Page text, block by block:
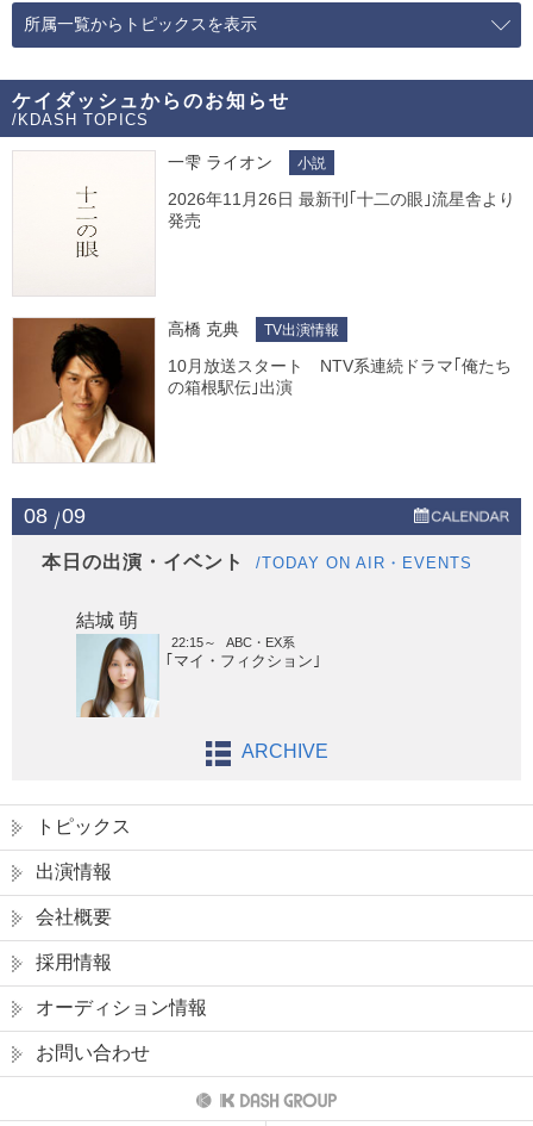
所属一覧からトピックスを表示
ケイダッシュからのお知らせ
/KDASH TOPICS
一雫 ライオン 小説
2026年11月26日 最新刊｢十二の眼｣流星舎より
発売
高橋 克典 TV出演情報
10月放送スタート NTV系連続ドラマ｢俺たち
の箱根駅伝｣出演
08 09
本日の出演・イベント /TODAY ON AIR・EVENTS
結城 萌
22:15～ ABC・EX系
｢マイ・フィクション｣
ARCHIVE
トピックス
出演情報
会社概要
採用情報
オーディション情報
お問い合わせ